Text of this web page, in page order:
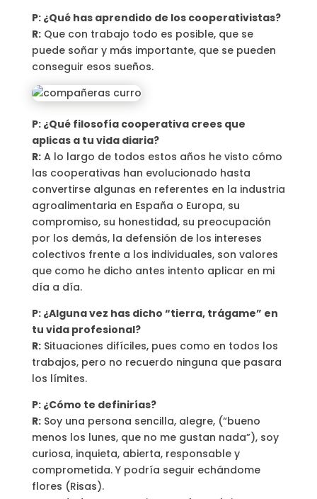
P: ¿Qué has aprendido de los cooperativistas?
R:Que con trabajo todo es posible, que se
puede soñar y más importante, que se pueden
conseguir esos sueños.
P: ¿Qué filosofía cooperativa crees que
aplicas a tu vida diaria?
R:A lo largo de todos estos años he visto cómo
las cooperativas han evolucionado hasta
convertirse algunas en referentes en la industria
agroalimentaria en España o Europa, su
compromiso, su honestidad, su preocupación
por los demás, la defensión de los intereses
colectivos frente a los individuales, son valores
que como he dicho antes intento aplicar en mi
día a día.
P: ¿Alguna vez has dicho “tierra, trágame” en
tu vida profesional?
R:Situaciones difíciles, pues como en todos los
trabajos, pero no recuerdo ninguna que pasara
los límites.
P: ¿Cómo te definirías?
R:Soy una persona sencilla, alegre, (“bueno
menos los lunes, que no me gustan nada”), soy
curiosa, inquieta, abierta, responsable y
comprometida. Y podría seguir echándome
flores (Risas).